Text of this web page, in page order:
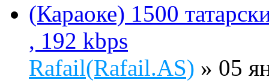
(Караоке) 1500
, 192 kbps
Rafail(Rafail.AS) » 05